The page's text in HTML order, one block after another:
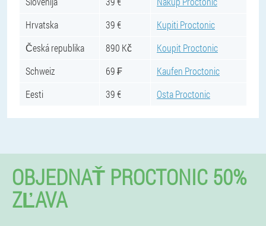
Hrvatska
39 €
Kupiti Proctonic
Česká republika
890 Kč
Koupit Proctonic
Schweiz
69 ₣
Kaufen Proctonic
Eesti
39 € Osta Proctonic
OBJEDNAŤ PROCTONIC 50%
ZĽAVA